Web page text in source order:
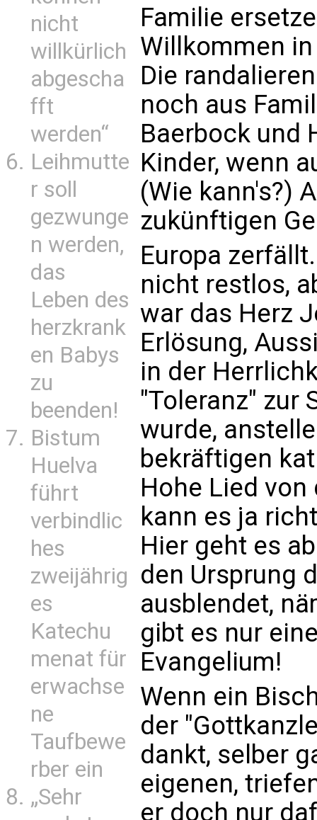
nicht
willkürlich
abgescha
fft
werden“
Leihmutte
r soll
gezwunge
n werden,
das
Leben des
herzkrank
en Babys
zu
beenden!
Bistum
Huelva
führt
verbindlic
hes
zweijährig
es
Katechu
menat für
erwachse
ne
Taufbewe
rber ein
„Sehr
Familie
Willkommen
Die
noch aus
Baerbock und
Kinder, wenn
(Wie kann's?)
zukünftigen
Europa
nicht restlos,
war das Herz
Erlösung,
in der
"Toleranz" zur
wurde,
bekräftigen
Hohe Lied von
kann es ja
Hier geht es
den Ursprung
ausblendet,
gibt es nur
Evangelium!
Wenn ein
der
dankt, selber
eigenen,
er doch nur